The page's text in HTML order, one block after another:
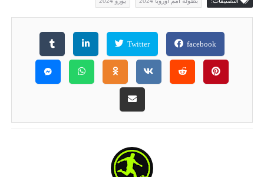
facebook
Twitter